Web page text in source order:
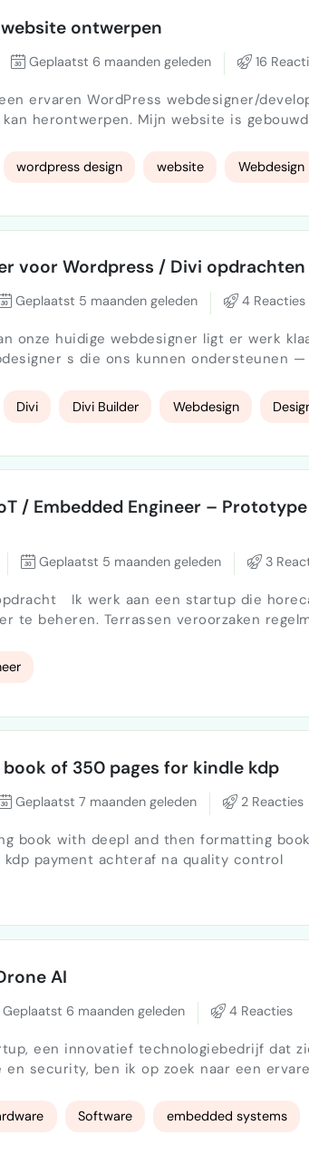
ontwerpen
Geplaatst 6 maanden geleden 16
website is gebouwd met het Astra theme en de
wordpress design website Webdesign
voor Wordpress / Divi opdrachten
Geplaatst 5 maanden geleden 4 Reacties
onze huidige webdesigner ligt er werk
s die ons kunnen ondersteunen
voor een vast maandbedrag een
onderhoud en support. We bedienen …
Divi Divi Builder Webdesign
/ Embedded Engineer –
Geplaatst 5 maanden geleden 3
helpt om geluidsoverlast op
te beheren. Terrassen veroorzaken
dat het geluidsniveau op een terras
of 350 pages for kindle kdp
Geplaatst 7 maanden geleden 2 Reacties
book with deepl and then formatting
payment achteraf na quality control
AI
6 maanden geleden 4 Reacties
een innovatief technologiebedrijf dat
en security, ben ik op zoek naar een
mobiliteit en geavanceerde
connected systems. Ik zoek iemand die kan helpen met …
Software embedded systems